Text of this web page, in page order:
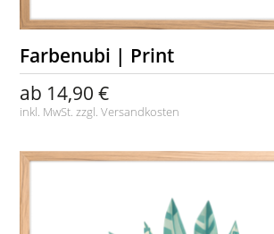
Farbenubi | Print
ab 14,90 €
inkl. MwSt. zzgl.Versandkosten